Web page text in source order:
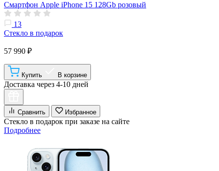
Смартфон Apple iPhone 15 128Gb розовый
13
Стекло в подарок
57 990 ₽
Купить В корзине
Доставка через 4-10 дней
Сравнить Избранное
Стекло в подарок при заказе на сайте
Подробнее